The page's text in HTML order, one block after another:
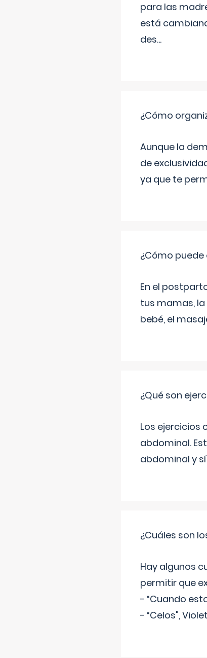
para las
está
des...
¿Cómo
Aunque la
de
ya que te
¿Cómo
En el
tus mamas, la
bebé, el
¿Qué son
Los ejercicios
abdominal.
abdominal y
¿Cuáles son
Hay algunos
permitir que
- “Cuando
- “Celos",